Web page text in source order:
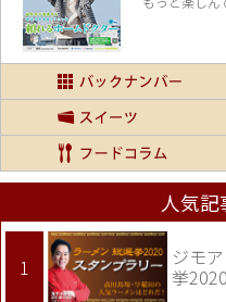
人気記
ジモ
挙2020